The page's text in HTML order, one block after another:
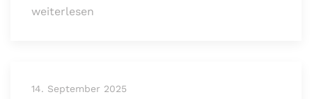
weiterlesen
14. September 2025